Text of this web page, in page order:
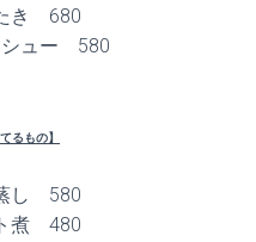
き 680
シュー 580
るもの】
し 580
煮 480